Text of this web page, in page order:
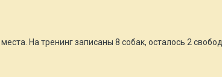
На тренинг записаны 8 собак, осталось 2